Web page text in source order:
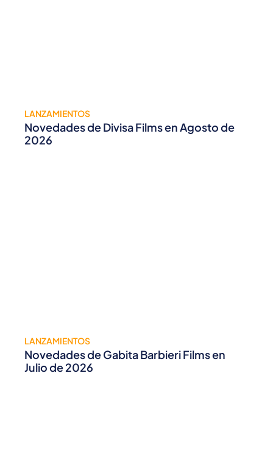
LANZAMIENTOS
Novedades de Divisa Films en Agosto de
2026
LANZAMIENTOS
Novedades de Gabita Barbieri Films en
Julio de 2026